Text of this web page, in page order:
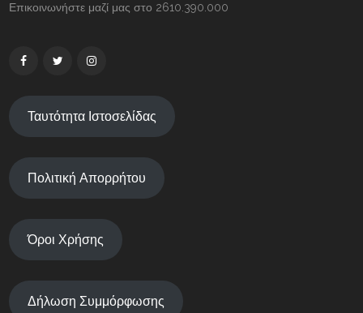
Επικοινωνήστε μαζί μας στο 2610.390.000
Ταυτότητα Ιστοσελίδας
Πολιτική Απορρήτου
Όροι Χρήσης
Δήλωση Συμμόρφωσης